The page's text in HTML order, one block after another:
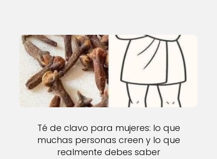
Té de clavo para mujeres: lo que
muchas personas creen y lo que
realmente debes saber